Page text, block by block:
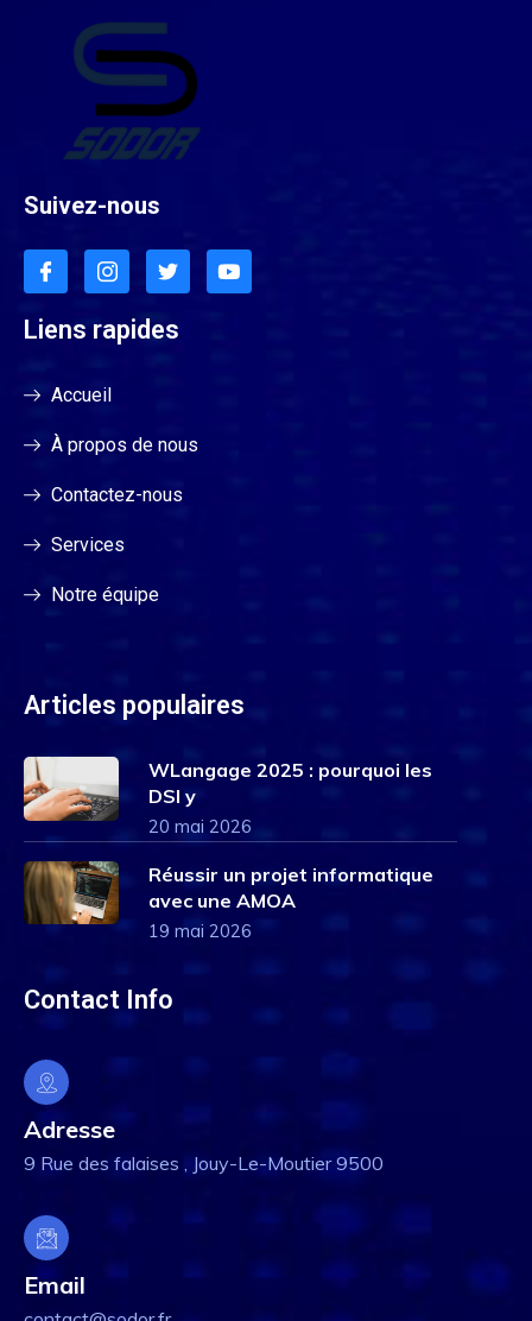
Suivez-nous
Liens rapides
Accueil
À propos de nous
Contactez-nous
Services
Notre équipe
Articles populaires
WLangage 2025 : pourquoi les
DSI y
20 mai 2026
Réussir un projet informatique
avec une AMOA
19 mai 2026
Contact Info
Adresse
9 Rue des falaises , Jouy-Le-Moutier 9500
Email